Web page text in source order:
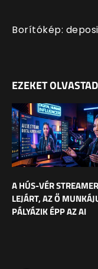
Borítókép:
EZEKET
A HÚS-VÉR
LEJÁRT, AZ Ő
PÁLYÁZIK ÉPP AZ AI